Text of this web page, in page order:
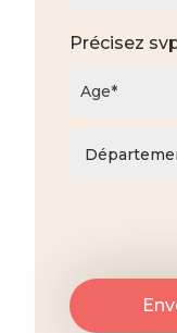
Précisez